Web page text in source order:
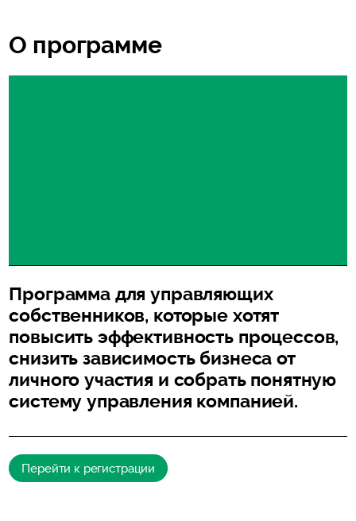
О программе
Программа для управляющих
собственников, которые хотят
повысить эффективность процессов,
снизить зависимость бизнеса от
личного участия и собрать понятную
систему управления компанией.
Перейти к регистрации